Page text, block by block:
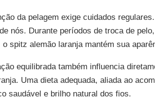
da pelagem exige cuidados
nós. Durante períodos de troca de
o spitz alemão laranja mantém sua
equilibrada também influencia
Uma dieta adequada, aliada ao
saudável e brilho natural dos fios.